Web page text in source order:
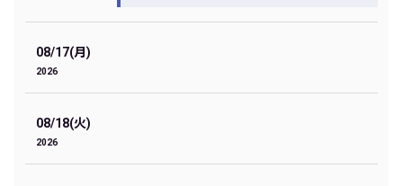
08/17(月)
2026
08/18(火)
2026